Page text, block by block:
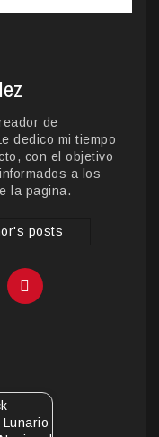
de
dedico mi tiempo
con el objetivo
a los
la pagina.
posts